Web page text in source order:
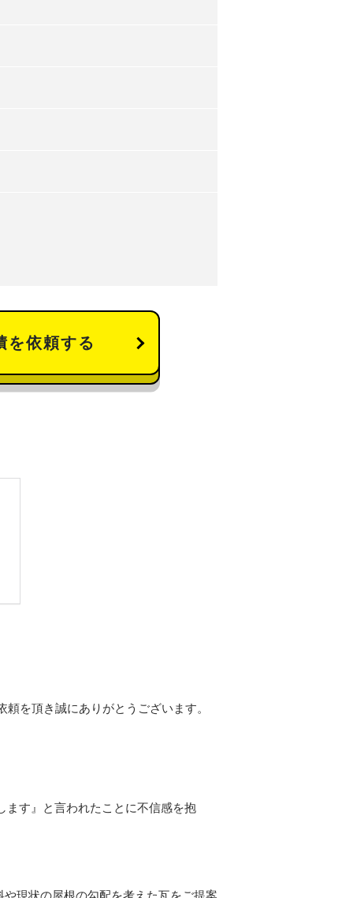
を依頼する
を頂き誠にありがとうございます。
ます』と言われたことに不信感を抱
現状の屋根の勾配を考えた瓦をご提案